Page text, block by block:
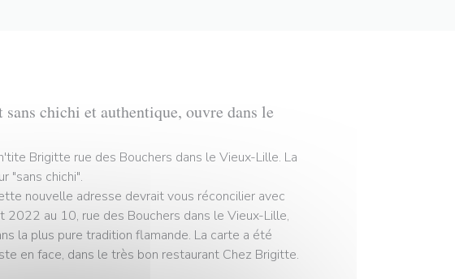
chichi et authentique, ouvre dans le
Brigitte rue des Bouchers dans le Vieux-Lille. La
"sans chichi".
nouvelle adresse devrait vous réconcilier avec
au 10, rue des Bouchers dans le Vieux-Lille,
la plus pure tradition flamande. La carte a été
en face, dans le très bon restaurant Chez Brigitte.